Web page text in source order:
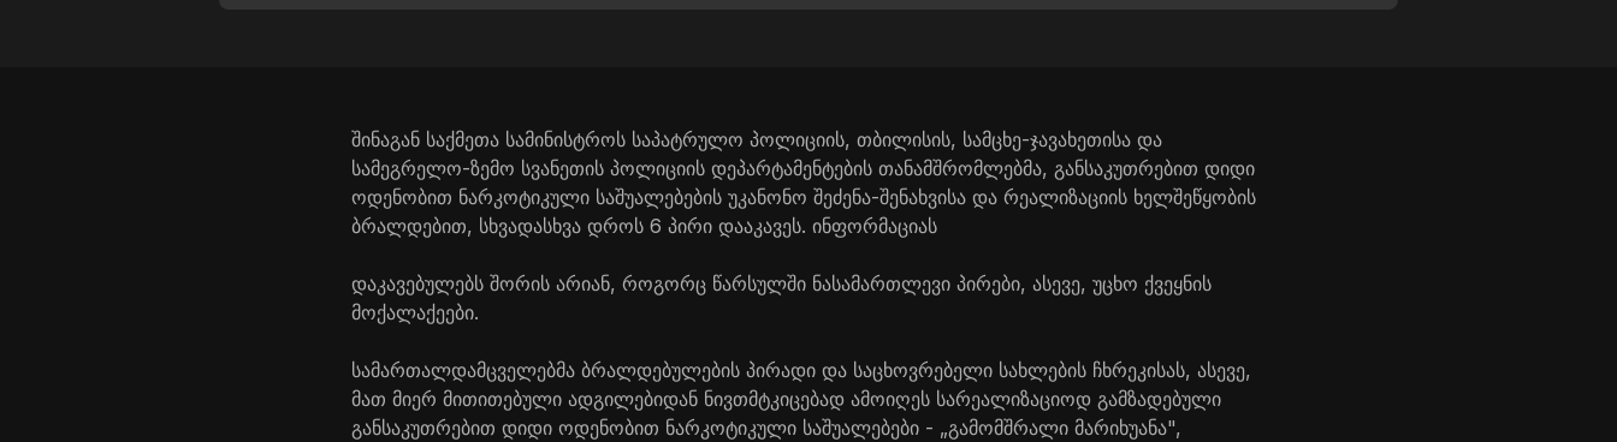
შინაგან საქმეთა სამინისტროს საპატრულო პოლიციის, თბილისის, სამცხე-ჯავახეთისა და
სამეგრელო-ზემო სვანეთის პოლიციის დეპარტამენტების თანამშრომლებმა, განსაკუთრებით დიდი
ოდენობით ნარკოტიკული საშუალებების უკანონო შეძენა-შენახვისა და რეალიზაციის ხელშეწყობის
ბრალდებით, სხვადასხვა დროს 6 პირი დააკავეს. ინფორმაციას
დაკავებულებს შორის არიან, როგორც წარსულში ნასამართლევი პირები, ასევე, უცხო ქვეყნის
მოქალაქეები.
სამართალდამცველებმა ბრალდებულების პირადი და საცხოვრებელი სახლების ჩხრეკისას, ასევე,
მათ მიერ მითითებული ადგილებიდან ნივთმტკიცებად ამოიღეს სარეალიზაციოდ გამზადებული
განსაკუთრებით დიდი ოდენობით ნარკოტიკული საშუალებები - „გამომშრალი მარიხუანა",